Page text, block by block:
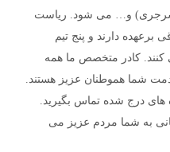
و… می شود. ریاست
برعهده دارند و پنج تیم
کنند. کادر متخصص ما همه
شما هموطنان عزیز هستند.
درج شده تماس بگیرید.
به شما مردم عزیز می